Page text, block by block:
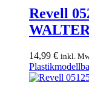
Revell
14,99 € inkl.